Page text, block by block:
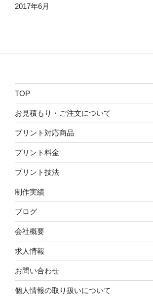
2017年6月
TOP
お見積もり・ご注文について
プリント対応商品
プリント料金
プリント技法
制作実績
ブログ
会社概要
求人情報
お問い合わせ
個人情報の取り扱いについて